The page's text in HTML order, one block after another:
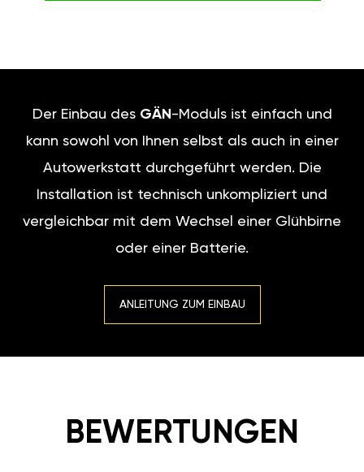
Der Einbau des GÄN -Moduls ist einfach und
kann sowohl von Ihnen selbst als auch in einer
Autowerkstatt durchgeführt werden. Die
Installation ist technisch unkompliziert und
vergleichbar mit dem Wechsel einer Glühbirne
oder einer Batterie.
ANLEITUNG ZUM EINBAU
BEWERTUNGEN